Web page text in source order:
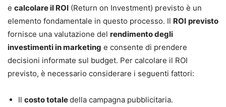
e calcolare il ROI (Return on Investment) previsto è un
elemento fondamentale in questo processo. Il ROI previsto
fornisce una valutazione del rendimento degli
investimenti in marketing e consente di prendere
decisioni informate sul budget. Per calcolare il ROI
previsto, è necessario considerare i seguenti fattori:
Il costo totaledella campagna pubblicitaria.